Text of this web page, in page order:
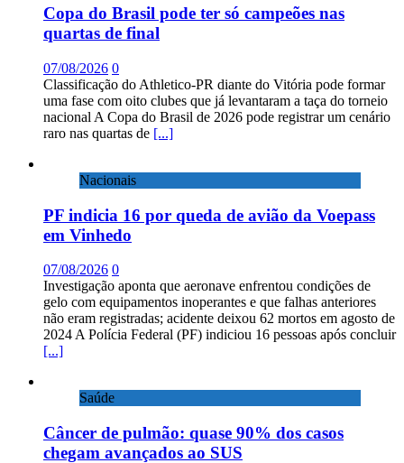
Copa do Brasil pode ter só campeões nas
quartas de final
07/08/2026 0
Classificação do Athletico-PR diante do Vitória pode formar
uma fase com oito clubes que já levantaram a taça do torneio
nacional A Copa do Brasil de 2026 pode registrar um cenário
raro nas quartas de [...]
Nacionais
PF indicia 16 por queda de avião da Voepass
em Vinhedo
07/08/2026 0
Investigação aponta que aeronave enfrentou condições de
gelo com equipamentos inoperantes e que falhas anteriores
não eram registradas; acidente deixou 62 mortos em agosto de
2024 A Polícia Federal (PF) indiciou 16 pessoas após concluir
[...]
Saúde
Câncer de pulmão: quase 90% dos casos
chegam avançados ao SUS